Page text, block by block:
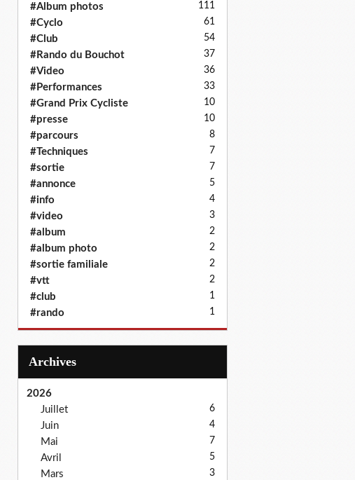
#Album photos 111
#Cyclo 61
#Club 54
#Rando du Bouchot 37
#Video 36
#Performances 33
#Grand Prix Cycliste 10
#presse 10
#parcours 8
#Techniques 7
#sortie 7
#annonce 5
#info 4
#video 3
#album 2
#album photo 2
#sortie familiale 2
#vtt 2
#club 1
#rando 1
Archives
2026
Juillet
6
Juin 4
Mai 7
Avril 5
Mars 3